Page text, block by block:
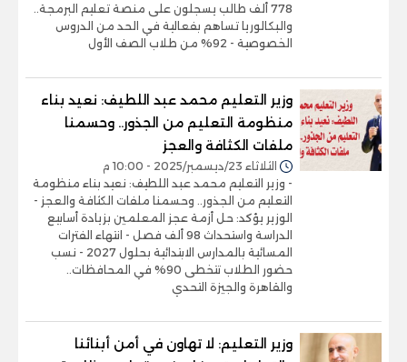
778 ألف طالب يسجلون على منصة تعليم البرمجة..
والبكالوريا تساهم بفعالية في الحد من الدروس
الخصوصية - 92% من طلاب الصف الأول
وزير التعليم محمد عبد اللطيف: نعيد بناء
منظومة التعليم من الجذور.. وحسمنا
ملفات الكثافة والعجز
الثلاثاء 23/ديسمبر/2025 - 10:00 م
- وزير التعليم محمد عبد اللطيف: نعيد بناء منظومة
التعليم من الجذور.. وحسمنا ملفات الكثافة والعجز -
الوزير يؤكد: حل أزمة عجز المعلمين بزيادة أسابيع
الدراسة واستحداث 98 ألف فصل - انتهاء الفترات
المسائية بالمدارس الابتدائية بحلول 2027 - نسب
حضور الطلاب تتخطى 90% في المحافظات..
والقاهرة والجيزة التحدي
وزير التعليم: لا تهاون في أمن أبنائنا